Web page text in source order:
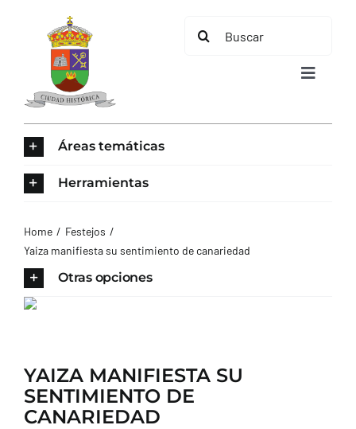
contenido
Buscar:
Toggle
INICIO
EL MUNICIPIO
AYUNTAMIENTO
CONTACTO
Áreas temáticas
Herramientas
Home
Festejos
Yaiza manifiesta su sentimiento de canariedad
Otras opciones
YAIZA MANIFIESTA SU
SENTIMIENTO DE
CANARIEDAD